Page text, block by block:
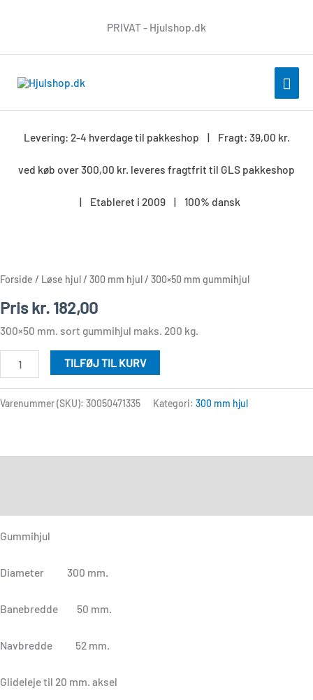
PRIVAT - Hjulshop.dk
Levering: 2-4 hverdage til pakkeshop | Fragt: 39,00 kr.
ved køb over 300,00 kr. leveres fragtfrit til GLS pakkeshop
| Etableret i 2009 | 100% dansk
Forside / Løse hjul/ 300 mm hjul/ 300×50 mm gummihjul
Priskr. 182,00
300×50 mm. sort gummihjul maks. 200 kg.
gummihjul
TILFØJ TIL KURV
Varenummer (SKU): 30050471335 Kategori: 300 mm hjul
Gummihjul
Diameter 300 mm.
Banebredde 50 mm.
Navbredde 52 mm.
Glideleje til 20 mm. aksel